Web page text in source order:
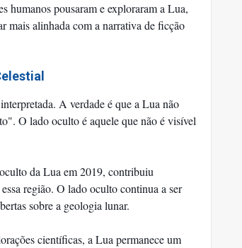
humanos pousaram e exploraram a Lua,
mais alinhada com a narrativa de ficção
A verdade é que a Lua não
O lado oculto é aquele que não é visível
da Lua em 2019, contribuiu
região. O lado oculto continua a ser
sobre a geologia lunar.
científicas, a Lua permanece um